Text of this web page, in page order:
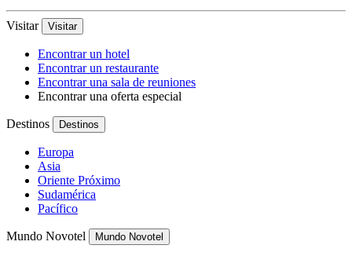
Visitar Visitar
Encontrar un hotel
Encontrar un restaurante
Encontrar una sala de reuniones
Encontrar una oferta especial
Destinos Destinos
Europa
Asia
Oriente Próximo
Sudamérica
Pacífico
Mundo Novotel Mundo Novotel